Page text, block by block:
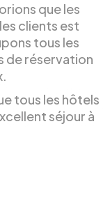
que les
clients est
tous les
de réservation
tous les hôtels
séjour à